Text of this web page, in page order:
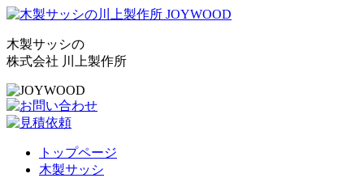
木製サッシの
株式会社 川上製作所
トップページ
木製サッシ